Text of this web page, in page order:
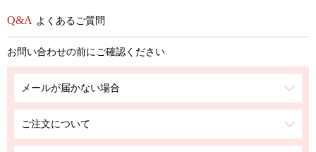
よくあるご質問
お問い合わせの前にご確認ください
メールが届かない場合
ご注文について